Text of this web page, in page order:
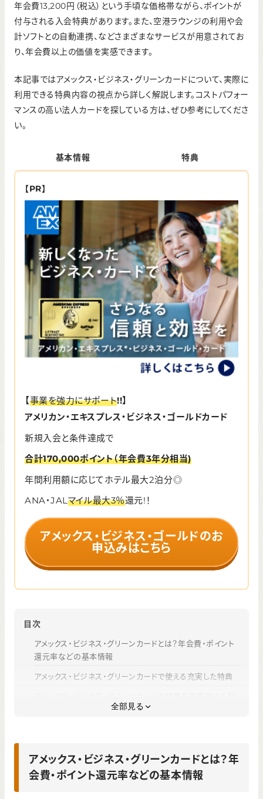
年会費13,200円（税込）という手頃な価格帯ながら、ポイントが
付与される入会特典があります。また、空港ラウンジの利用や会
計ソフトとの自動連携、などさまざまなサービスが用意されてお
り、年会費以上の価値を実感できます。
本記事ではアメックス・ビジネス・グリーンカードについて、実際に
利用できる特典内容の視点から詳しく解説します。コストパフォー
マンスの高い法人カードを探している方は、ぜひ参考にしてくださ
い。
基本情報 特典
【PR】
【事業を強力にサポート!!】
アメリカン・エキスプレス・ビジネス・ゴールドカード
新規入会と条件達成で
合計170,000ポイント（年会費3年分相当)
年間利用額に応じてホテル最大2泊分◎
ANA・JALマイル最大3％還元!！
アメックス・ビジネス・ゴールドのお
申込みはこちら
目次
アメックス・ビジネス・グリーンカードとは？年会費・ポイント
還元率などの基本情報
アメックス・ビジネス・グリーンカードで使える充実した特典
まとめ｜アメックス・ビジネス・グリーンカードは特典が魅
力！
全部見る
アメックス・ビジネス・グリーンカードとは？年
会費・ポイント還元率などの基本情報